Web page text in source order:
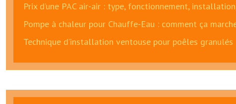
Prix d’une PAC air-air : type, fonctionnement,
Pompe à chaleur pour Chauffe-Eau : comment ça
Technique d’installation ventouse pour poêles granulés